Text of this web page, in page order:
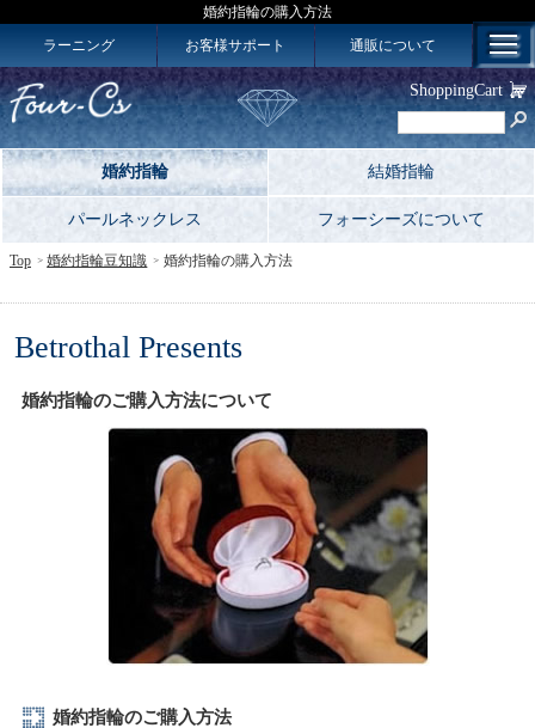
婚約指輪の購入方法
ラーニング
お客様サポート 通販について
婚約指輪 結婚指輪
パールネックレス フォーシーズについて
Betrothal Presents
婚約指輪のご購入方法について
婚約指輪のご購入方法
Top 婚約指輪豆知識 婚約指輪の購入方法
ShoppingCart